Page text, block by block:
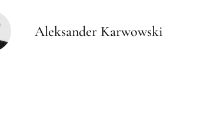
Aleksander Karwowski